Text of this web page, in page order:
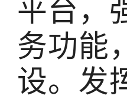
平台，
务功能
设。发